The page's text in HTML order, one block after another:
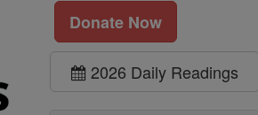
Donate Now
2026 Daily Readings